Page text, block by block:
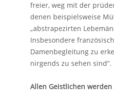
freier, weg mit der
denen beispielsweise
„abstrapezirten
Insbesondere
Damenbegleitung zu
nirgends zu sehen sind“.
Allen Geistlichen